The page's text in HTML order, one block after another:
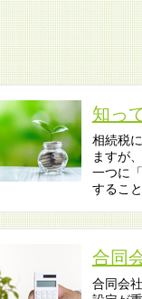
知っ
相続税
ますが
一つに
するこ
合同
合同会